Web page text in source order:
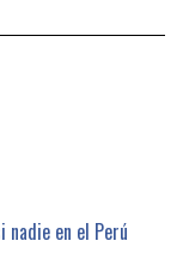
nadie en el Perú